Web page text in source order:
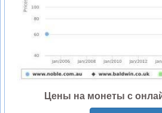
Цены на монеты с